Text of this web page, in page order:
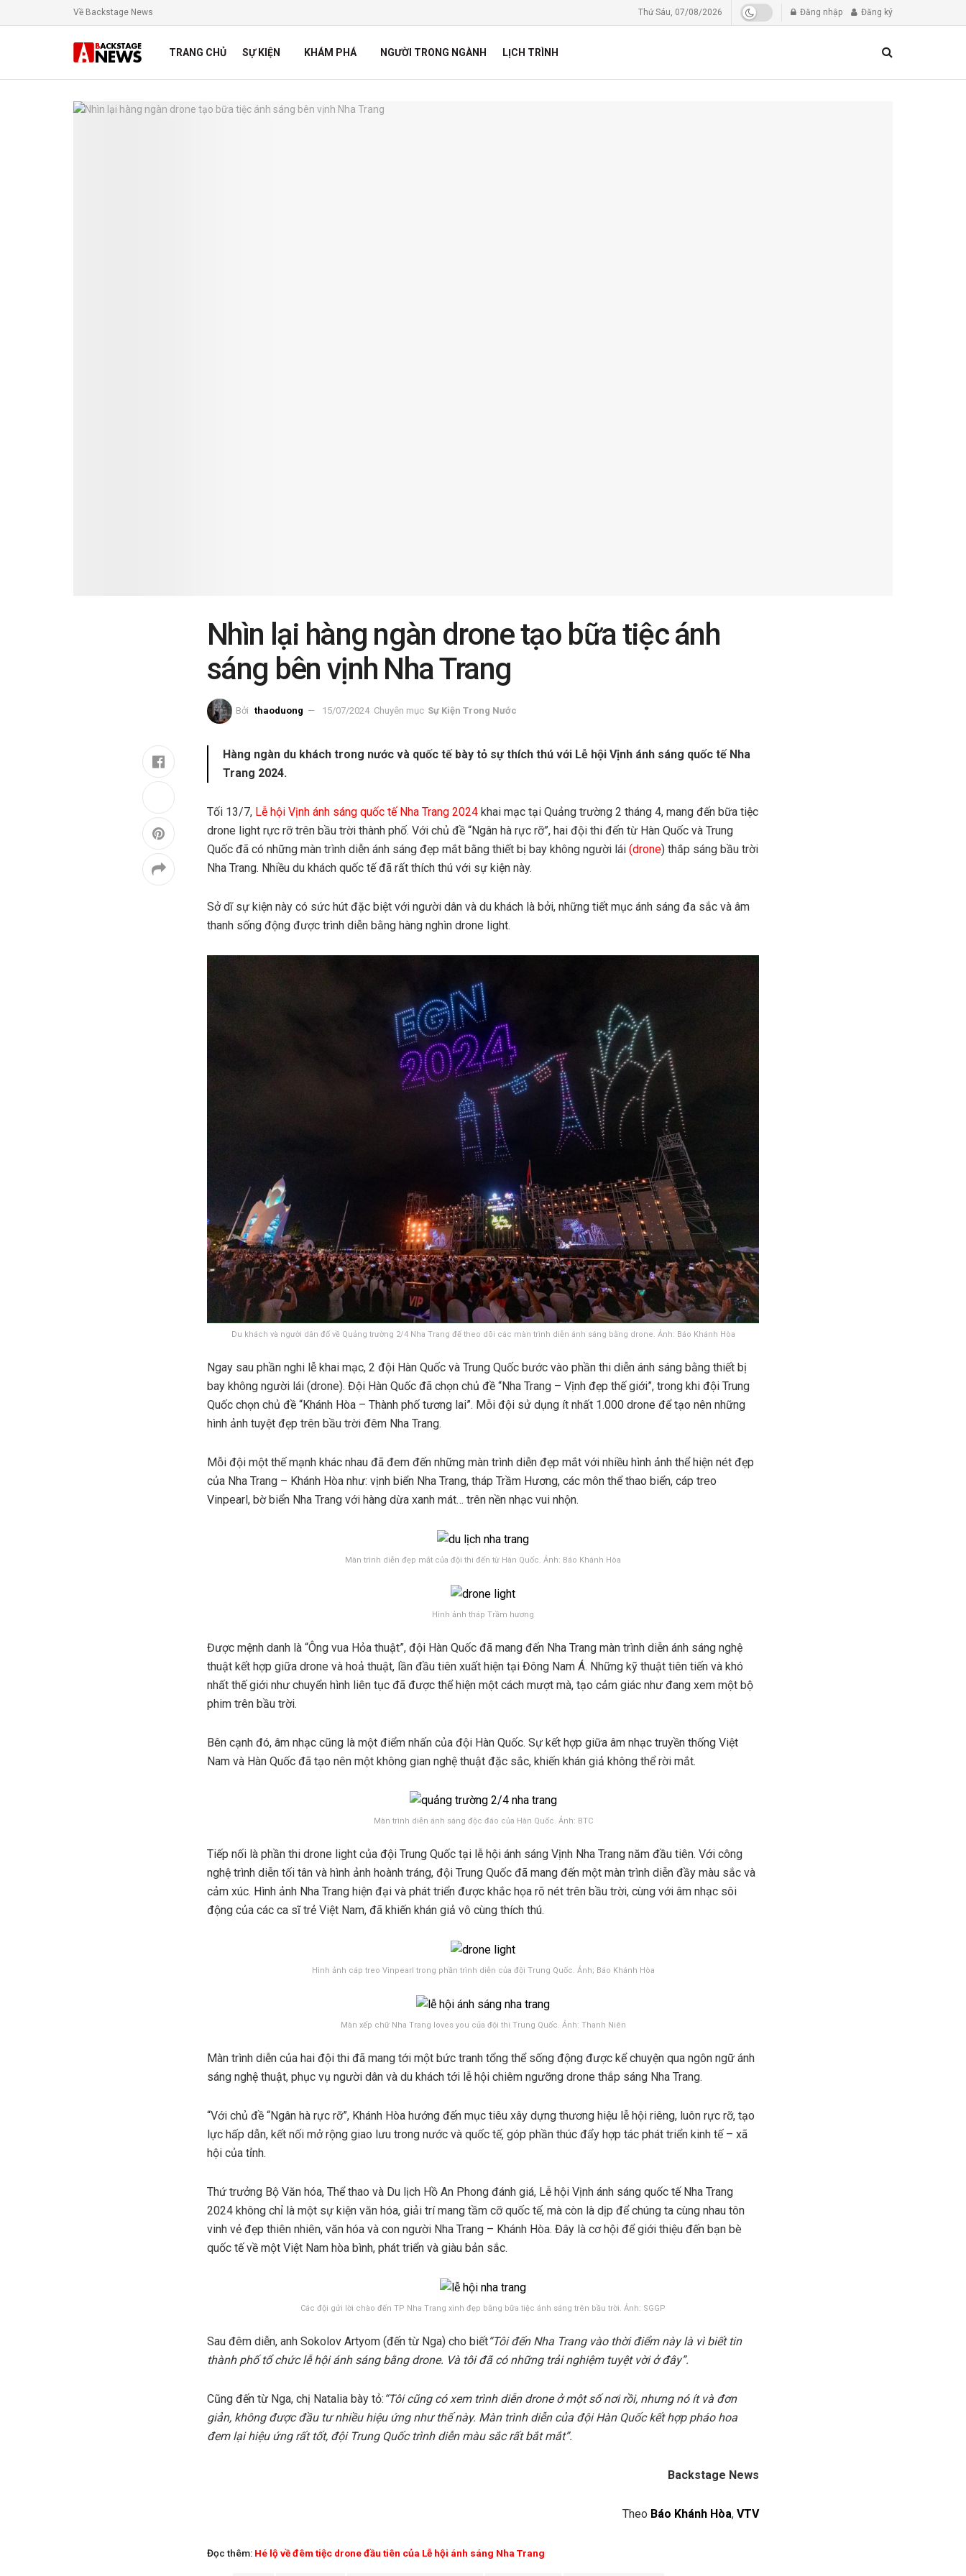
Về Backstage News Thứ Sáu, 07/08/2026 Đăng nhập Đăng ký
TRANG CHỦ SỰ KIỆN KHÁM PHÁ NGƯỜI TRONG NGÀNH LỊCH TRÌNH
Nhìn lại hàng ngàn drone tạo bữa tiệc ánh
sáng bên vịnh Nha Trang
Bởi thaoduong 15/07/2024 Chuyên mục Sự Kiện Trong Nước
Hàng ngàn du khách trong nước và quốc tế bày tỏ sự thích thú với Lễ hội Vịnh ánh sáng quốc tế Nha
Trang 2024.
Tối 13/7, Lễ hội Vịnh ánh sáng quốc tế Nha Trang 2024 khai mạc tại Quảng trường 2 tháng 4, mang đến bữa tiệc
drone light rực rỡ trên bầu trời thành phố. Với chủ đề “Ngân hà rực rỡ”, hai đội thi đến từ Hàn Quốc và Trung
Quốc đã có những màn trình diễn ánh sáng đẹp mắt bằng thiết bị bay không người lái (drone) thắp sáng bầu trời
Nha Trang. Nhiều du khách quốc tế đã rất thích thú với sự kiện này.
Sở dĩ sự kiện này có sức hút đặc biệt với người dân và du khách là bởi, những tiết mục ánh sáng đa sắc và âm
thanh sống động được trình diễn bằng hàng nghìn drone light.
Du khách và người dân đổ về Quảng trường 2/4 Nha Trang để theo dõi các màn trình diễn ánh sáng bằng drone. Ảnh: Báo Khánh Hòa
Ngay sau phần nghi lễ khai mạc, 2 đội Hàn Quốc và Trung Quốc bước vào phần thi diễn ánh sáng bằng thiết bị
bay không người lái (drone). Đội Hàn Quốc đã chọn chủ đề “Nha Trang – Vịnh đẹp thế giới”, trong khi đội Trung
Quốc chọn chủ đề “Khánh Hòa – Thành phố tương lai”. Mỗi đội sử dụng ít nhất 1.000 drone để tạo nên những
hình ảnh tuyệt đẹp trên bầu trời đêm Nha Trang.
Mỗi đội một thế mạnh khác nhau đã đem đến những màn trình diễn đẹp mắt với nhiều hình ảnh thể hiện nét đẹp
của Nha Trang – Khánh Hòa như: vịnh biển Nha Trang, tháp Trầm Hương, các môn thể thao biển, cáp treo
Vinpearl, bờ biển Nha Trang với hàng dừa xanh mát… trên nền nhạc vui nhộn.
Màn trình diễn đẹp mắt của đội thi đến từ Hàn Quốc. Ảnh: Báo Khánh Hòa
Hình ảnh tháp Trầm hương
Được mệnh danh là “Ông vua Hỏa thuật”, đội Hàn Quốc đã mang đến Nha Trang màn trình diễn ánh sáng nghệ
thuật kết hợp giữa drone và hoả thuật, lần đầu tiên xuất hiện tại Đông Nam Á. Những kỹ thuật tiên tiến và khó
nhất thế giới như chuyển hình liên tục đã được thể hiện một cách mượt mà, tạo cảm giác như đang xem một bộ
phim trên bầu trời.
Bên cạnh đó, âm nhạc cũng là một điểm nhấn của đội Hàn Quốc. Sự kết hợp giữa âm nhạc truyền thống Việt
Nam và Hàn Quốc đã tạo nên một không gian nghệ thuật đặc sắc, khiến khán giả không thể rời mắt.
Màn trình diễn ánh sáng độc đáo của Hàn Quốc. Ảnh: BTC
Tiếp nối là phần thi drone light của đội Trung Quốc tại lễ hội ánh sáng Vịnh Nha Trang năm đầu tiên. Với công
nghệ trình diễn tối tân và hình ảnh hoành tráng, đội Trung Quốc đã mang đến một màn trình diễn đầy màu sắc và
cảm xúc. Hình ảnh Nha Trang hiện đại và phát triển được khắc họa rõ nét trên bầu trời, cùng với âm nhạc sôi
động của các ca sĩ trẻ Việt Nam, đã khiến khán giả vô cùng thích thú.
Hình ảnh cáp treo Vinpearl trong phần trình diễn của đội Trung Quốc. Ảnh; Báo Khánh Hòa
Màn xếp chữ Nha Trang loves you của đội thi Trung Quốc. Ảnh: Thanh Niên
Màn trình diễn của hai đội thi đã mang tới một bức tranh tổng thể sống động được kể chuyện qua ngôn ngữ ánh
sáng nghệ thuật, phục vụ người dân và du khách tới lễ hội chiêm ngưỡng drone thắp sáng Nha Trang.
“Với chủ đề “Ngân hà rực rỡ”, Khánh Hòa hướng đến mục tiêu xây dựng thương hiệu lễ hội riêng, luôn rực rỡ, tạo
lực hấp dẫn, kết nối mở rộng giao lưu trong nước và quốc tế, góp phần thúc đẩy hợp tác phát triển kinh tế – xã
hội của tỉnh.
Thứ trưởng Bộ Văn hóa, Thể thao và Du lịch Hồ An Phong đánh giá, Lễ hội Vịnh ánh sáng quốc tế Nha Trang
2024 không chỉ là một sự kiện văn hóa, giải trí mang tầm cỡ quốc tế, mà còn là dịp để chúng ta cùng nhau tôn
vinh vẻ đẹp thiên nhiên, văn hóa và con người Nha Trang – Khánh Hòa. Đây là cơ hội để giới thiệu đến bạn bè
quốc tế về một Việt Nam hòa bình, phát triển và giàu bản sắc.
Các đội gửi lời chào đến TP Nha Trang xinh đẹp bằng bữa tiệc ánh sáng trên bầu trời. Ảnh: SGGP
Sau đêm diễn, anh Sokolov Artyom (đến từ Nga) cho biết“Tôi đến Nha Trang vào thời điểm này là vì biết tin
thành phố tổ chức lễ hội ánh sáng bằng drone. Và tôi đã có những trải nghiệm tuyệt vời ở đây”.
Cũng đến từ Nga, chị Natalia bày tỏ: “Tôi cũng có xem trình diễn drone ở một số nơi rồi, nhưng nó ít và đơn
giản, không được đầu tư nhiều hiệu ứng như thế này. Màn trình diễn của đội Hàn Quốc kết hợp pháo hoa
đem lại hiệu ứng rất tốt, đội Trung Quốc trình diễn màu sắc rất bắt mắt”.
Backstage News
Theo Báo Khánh Hòa, VTV
Đọc thêm: Hé lộ về đêm tiệc drone đầu tiên của Lễ hội ánh sáng Nha Trang